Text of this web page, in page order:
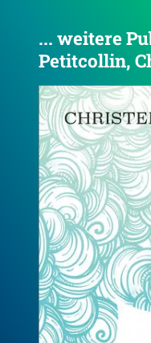
... weitere
Petitcollin,